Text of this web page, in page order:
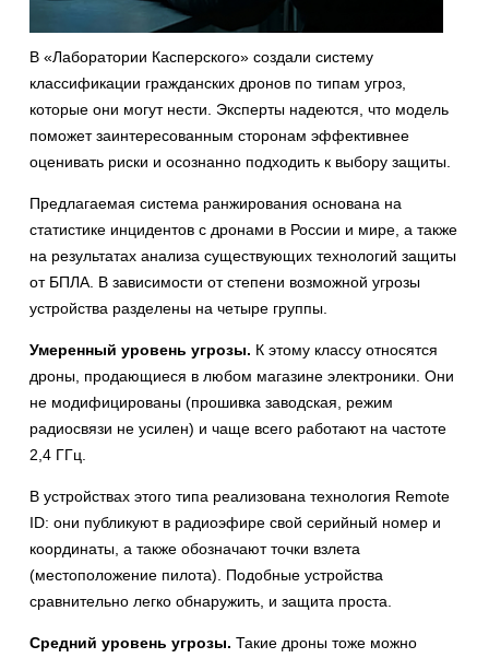
В «Лаборатории Касперского» создали систему
классификации гражданских дронов по типам угроз,
которые они могут нести. Эксперты надеются, что модель
поможет заинтересованным сторонам эффективнее
оценивать риски и осознанно подходить к выбору защиты.
Предлагаемая система ранжирования основана на
статистике инцидентов с дронами в России и мире, а также
на результатах анализа существующих технологий защиты
от БПЛА. В зависимости от степени возможной угрозы
устройства разделены на четыре группы.
Умеренный уровень угрозы. К этому классу относятся
дроны, продающиеся в любом магазине электроники. Они
не модифицированы (прошивка заводская, режим
радиосвязи не усилен) и чаще всего работают на частоте
2,4 ГГц.
В устройствах этого типа реализована технология Remote
ID: они публикуют в радиоэфире свой серийный номер и
координаты, а также обозначают точки взлета
(местоположение пилота). Подобные устройства
сравнительно легко обнаружить, и защита проста.
Средний уровень угрозы. Такие дроны тоже можно